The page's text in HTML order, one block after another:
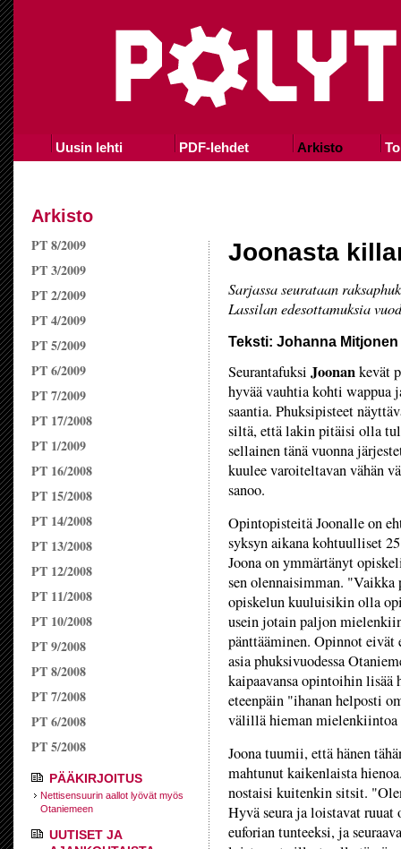
Uusin lehti PDF-lehdet Arkisto
Arkisto
PT 8/2009
PT 3/2009
PT 2/2009
PT 4/2009
PT 5/2009
PT 6/2009
PT 7/2009
PT 17/2008
PT 1/2009
PT 16/2008
PT 15/2008
PT 14/2008
PT 13/2008
PT 12/2008
PT 11/2008
PT 10/2008
PT 9/2008
PT 8/2008
PT 7/2008
PT 6/2008
PT 5/2008
PÄÄKIRJOITUS
Nettisensuurin aallot lyövät myös
Otaniemeen
UUTISET JA
Joonasta
Sarjassa seurataan
Lassilan edesottamuksia
Teksti: Johanna Mitjonen
Seurantafuksi Joonankevät
hyvää vauhtia kohti wappua
saantia. Phuksipisteet
siltä, että lakin pitäisi olla
sellainen tänä vuonna
kuulee varoiteltavan vähän
sanoo.
Opintopisteitä Joonalle on
syksyn aikana kohtuulliset
Joona on ymmärtänyt
sen olennaisimman. "Vaikka
opiskelun kuuluisikin olla
usein jotain paljon
pänttääminen. Opinnot eivät
asia phuksivuodessa
kaipaavansa opintoihin lisää
eteenpäin "ihanan helposti
välillä hieman
Joona tuumii, että hänen
mahtunut kaikenlaista
nostaisi kuitenkin sitsit.
Hyvä seura ja loistavat ruuat
euforian tunteeksi, ja